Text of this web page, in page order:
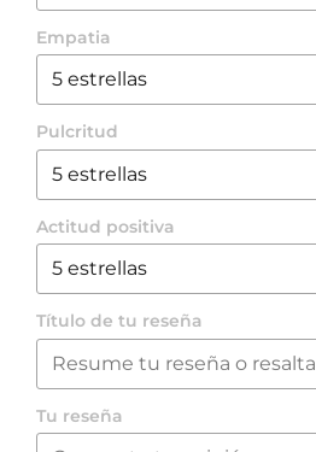
Empatia
Pulcritud
Actitud positiva
Título de tu reseña
Tu reseña